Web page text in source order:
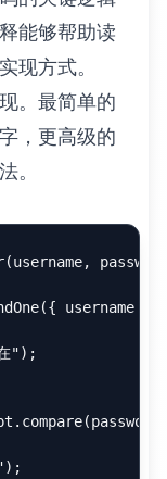
更好地融入
解析器支
自定义
中引用特定